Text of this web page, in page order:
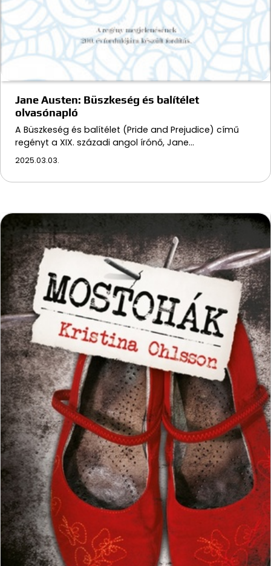
Jane Austen: Büszkeség és balítélet
olvasónapló
A Büszkeség és balítélet (Pride and Prejudice) című
regényt a XIX. századi angol írónő, Jane…
2025.03.03.